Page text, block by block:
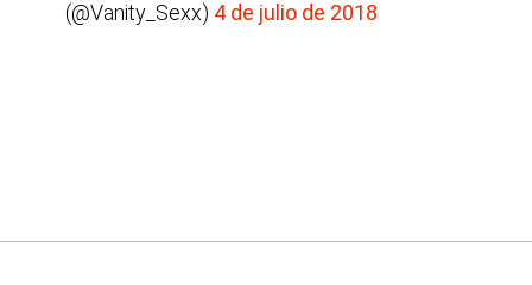
(@Vanity_Sexx) 4 de julio de 2018